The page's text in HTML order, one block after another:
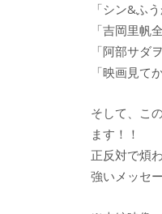
「シン&ふ
「吉岡里帆
「阿部サダ
「映画見て
そして、こ
ます！！
正反対で煩
強いメッセ